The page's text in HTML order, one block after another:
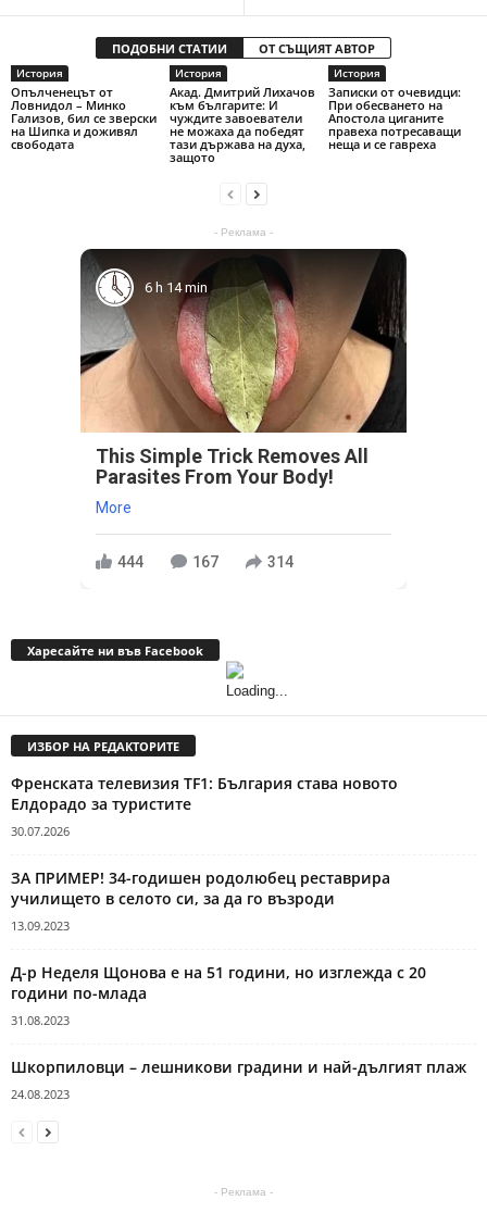
ПОДОБНИ СТАТИИ ОТ СЪЩИЯТ АВТОР
История
Опълченецът от
Ловнидол – Минко
Гализов, бил се зверски
на Шипка и доживял
свободата
История
Акад. Дмитрий Лихачов
към българите: И
чуждите завоеватели
не можаха да победят
тази държава на духа,
защото
История
Записки от очевидци:
При обесването на
Апостола циганите
правеха потресаващи
неща и се гавреха
- Реклама -
6 h 14 min
This Simple Trick Removes All
Parasites From Your Body!
More
444 167 314
Харесайте ни във Facebook
ИЗБОР НА РЕДАКТОРИТЕ
Френската телевизия TF1: България става новото
Елдорадо за туристите
30.07.2026
ЗА ПРИМЕР! 34-годишен родолюбец реставрира
училището в селото си, за да го възроди
13.09.2023
Д-р Неделя Щонова е на 51 години, но изглежда с 20
години по-млада
31.08.2023
Шкорпиловци – лешникови градини и най-дългият плаж
24.08.2023
- Реклама -